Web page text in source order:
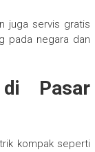
juga servis gratis
pada negara dan
Pasar
kompak seperti